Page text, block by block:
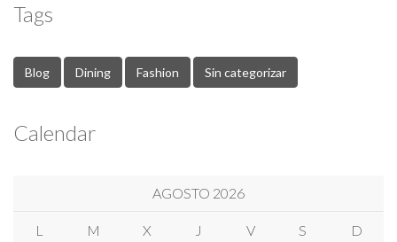
Tags
Blog Dining Fashion Sin categorizar
Calendar
AGOSTO 2026
L M X J V S D